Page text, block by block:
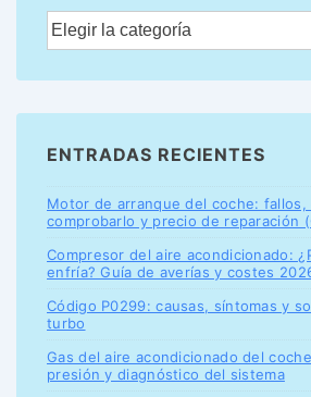
ENTRADAS RECIENTES
Motor de arranque del coche: fallos,
comprobarlo y precio de reparación
Compresor del aire acondicionado:
enfría? Guía de averías y costes
Código P0299: causas, síntomas y
turbo
Gas del aire acondicionado del
presión y diagnóstico del sistema